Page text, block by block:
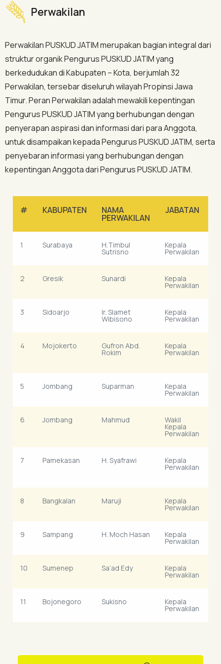
Perwakilan
Perwakilan PUSKUD JATIM merupakan bagian integral dari
struktur organik Pengurus PUSKUD JATIM yang
berkedudukan di Kabupaten – Kota, berjumlah 32
Perwakilan, tersebar diseluruh wilayah Propinsi Jawa
Timur. Peran Perwakilan adalah mewakili kepentingan
Pengurus PUSKUD JATIM yang berhubungan dengan
penyerapan aspirasi dan informasi dari para Anggota,
untuk disampaikan kepada Pengurus PUSKUD JATIM, serta
penyebaran informasi yang berhubungan dengan
kepentingan Anggota dari Pengurus PUSKUD JATIM.
# KABUPATEN NAMA
PERWAKILAN
JABATAN
1 Surabaya H.Timbul
Sutrisno
Kepala
Perwakilan
2 Gresik Sunardi Kepala
Perwakilan
3 Sidoarjo Ir. Slamet
Wibisono
Kepala
Perwakilan
4 Mojokerto Gufron Abd.
Rokim
Kepala
Perwakilan
5 Jombang Suparman Kepala
Perwakilan
6 Jombang Mahmud Wakil
Kepala
Perwakilan
7 Pamekasan H. Syafrawi Kepala
Perwakilan
8 Bangkalan Maruji Kepala
Perwakilan
9 Sampang H. Moch Hasan Kepala
Perwakilan
10 Sumenep Sa’ad Edy Kepala
Perwakilan
11 Bojonegoro Sukisno Kepala
Perwakilan